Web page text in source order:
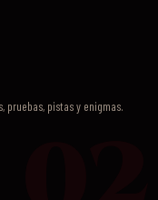
pruebas, pistas y enigmas.